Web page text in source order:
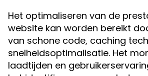
Het optimaliseren van de
website kan worden bereikt
van schone code, caching
snelheidsoptimalisatie. Het
laadtijden en